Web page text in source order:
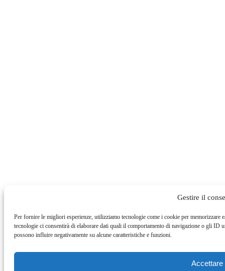
Gestire il
Per fornire le migliori esperienze, utilizziamo tecnologie come i cookie per memorizzare
tecnologie ci consentirà di elaborare dati quali il comportamento di navigazione o gli ID
possono influire negativamente su alcune caratteristiche e funzioni.
Accettare